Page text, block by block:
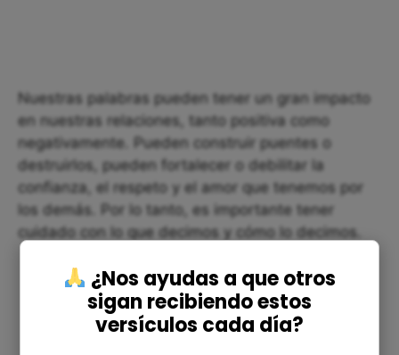
Nuestras palabras pueden tener un gran impacto
en nuestras relaciones, tanto positiva como
negativamente. Pueden construir puentes o
destruirlos, pueden fortalecer o debilitar la
confianza, el respeto y el amor que tenemos por
los demás. Por lo tanto, es importante tener
cuidado con lo que decimos y cómo lo decimos.
¿Nos ayudas a que otros
sigan recibiendo estos
versículos cada día?